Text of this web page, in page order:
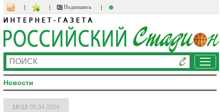
Подпишись
Новости
18:12 05.04.2026